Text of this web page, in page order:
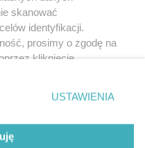
skanować
identyfikacji.
prosimy o zgodę na
kliknięcie
ustawień prywatności
strony
wymagają zgody
się takiemu
USTAWIENIA